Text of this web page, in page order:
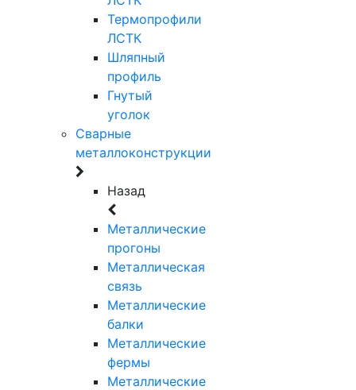
Термопрофили
ЛСТК
Шляпный
профиль
Гнутый
уголок
Сварные
металлоконструкции
Назад
Металлические
прогоны
Металлическая
связь
Металлические
балки
Металлические
фермы
Металлические